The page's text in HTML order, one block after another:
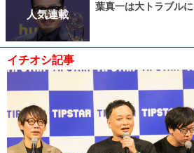
人気連載
葉真一は大トラブル
イチオシ記事